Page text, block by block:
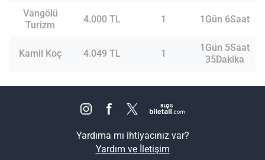
Vangölü
Turizm
4.000 TL 1 1Gün 6Saat
Kamil Koç 4.049 TL 1
1Gün 5Saat
35Dakika
Yardıma mı ihtiyacınız var?
Yardım ve İletişim